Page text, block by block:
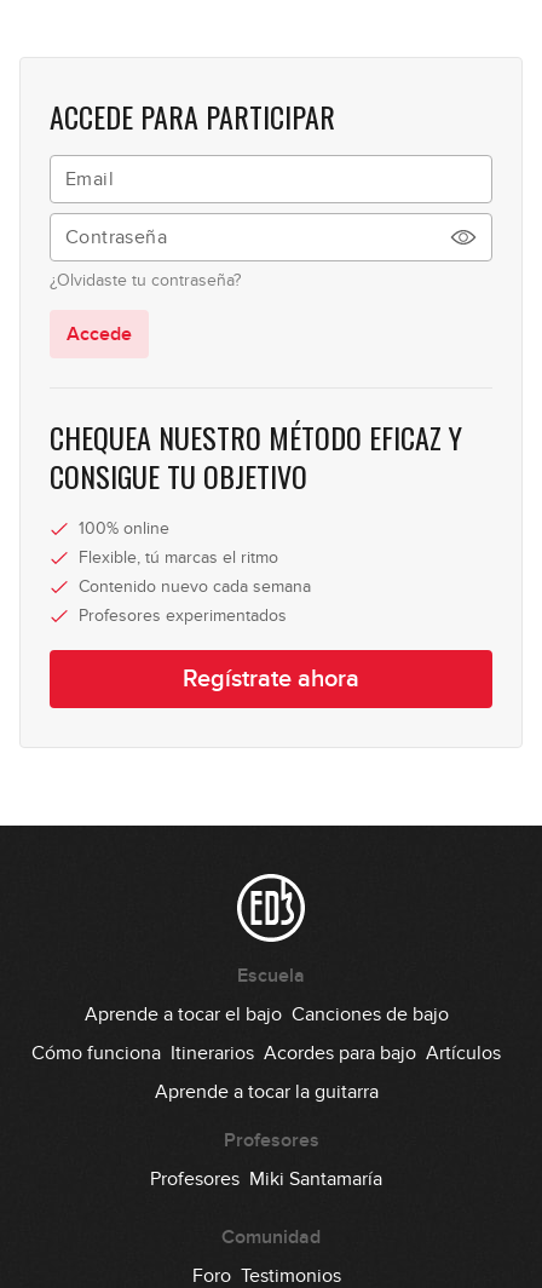
7
8
Dominantes secundarios (y
9
10
11
Acordes suspendidos (acordes
"sus")
12
El intercambio modal (teoría)
El intercambio modal (práctica)
15:55
híbridos e inversiones
Análisis armónico: Phil Collins -
Can't Stop Loving You
In My Life
ACCEDE PARA PARTICIPAR
¿Olvidaste tu contraseña?
Accede
CHEQUEA NUESTRO MÉTODO EFICAZ Y
CONSIGUE TU OBJETIVO
100% online
Flexible, tú marcas el ritmo
Contenido nuevo cada semana
Profesores experimentados
Regístrate ahora
Escuela
Aprende a tocar el bajo Canciones de bajo
Cómo funciona Itinerarios Acordes para bajo Artículos
Aprende a tocar la guitarra
Profesores
Profesores Miki Santamaría
Comunidad
Foro Testimonios